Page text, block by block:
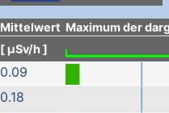
Mittelwert Maximum der
[ µSv/h ]
0.09
0.18